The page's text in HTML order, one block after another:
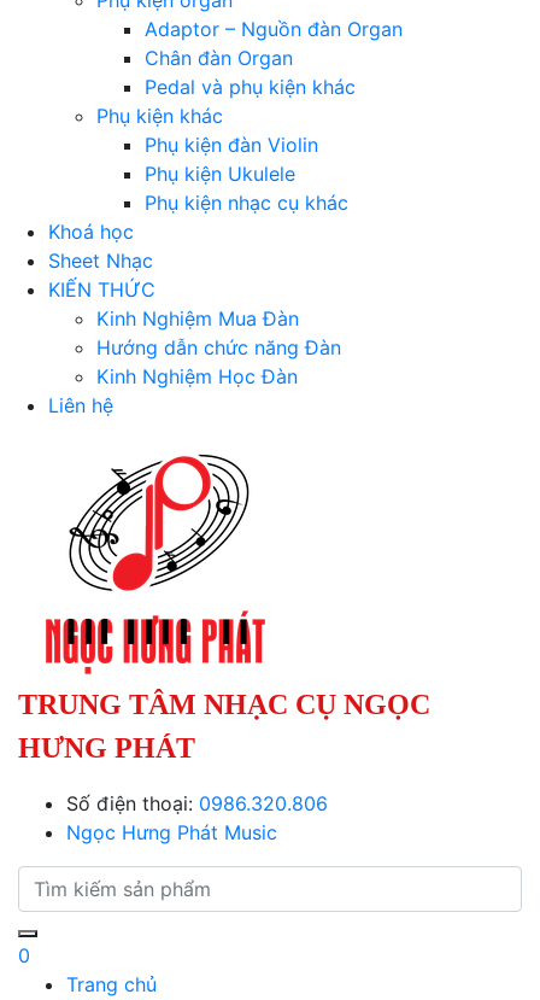
Adaptor – Nguồn đàn Organ
Chân đàn Organ
Pedal và phụ kiện khác
Phụ kiện khác
Phụ kiện đàn Violin
Phụ kiện Ukulele
Phụ kiện nhạc cụ khác
Khoá học
Sheet Nhạc
KIẾN THỨC
Kinh Nghiệm Mua Đàn
Hướng dẫn chức năng Đàn
Kinh Nghiệm Học Đàn
Liên hệ
TRUNG TÂM NHẠC CỤ NGỌC
HƯNG PHÁT
Số điện thoại: 0986.320.806
Ngọc Hưng Phát Music
0
Trang chủ